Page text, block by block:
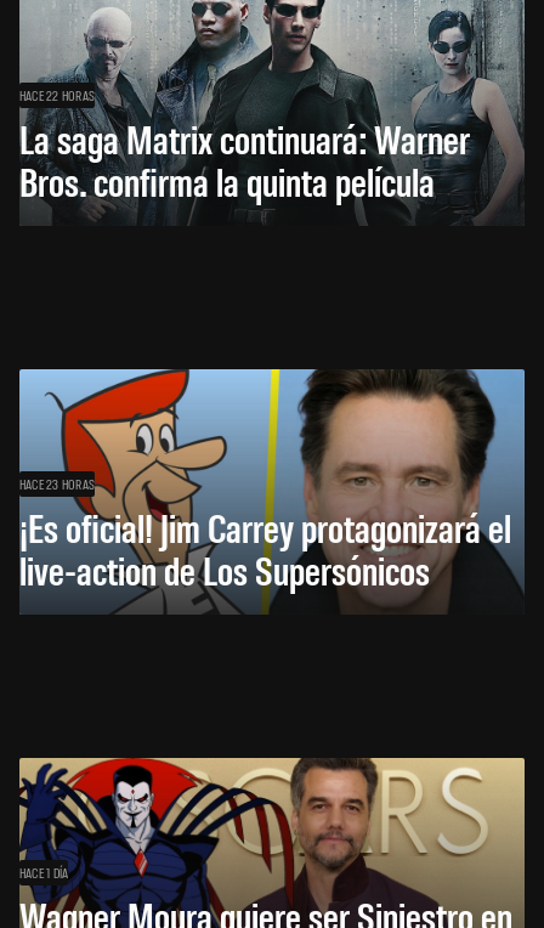
HACE 22 HORAS
La saga Matrix continuará: Warner
Bros. confirma la quinta película
HACE 23 HORAS
¡Es oficial! Jim Carrey protagonizará el
live-action de Los Supersónicos
HACE 1 DÍA
Wagner Moura quiere ser Siniestro en